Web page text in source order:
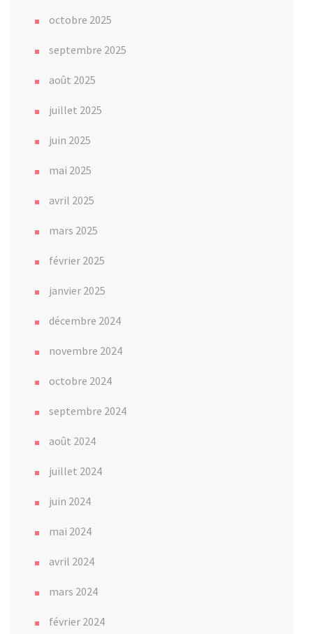
octobre 2025
septembre 2025
août 2025
juillet 2025
juin 2025
mai 2025
avril 2025
mars 2025
février 2025
janvier 2025
décembre 2024
novembre 2024
octobre 2024
septembre 2024
août 2024
juillet 2024
juin 2024
mai 2024
avril 2024
mars 2024
février 2024